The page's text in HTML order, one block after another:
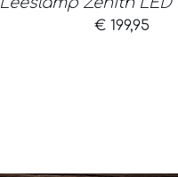
€ 199,95